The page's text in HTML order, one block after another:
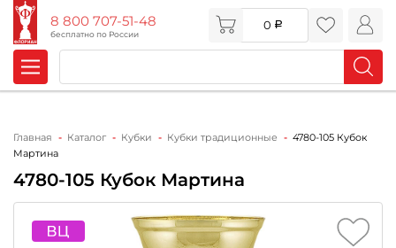
8 800 707-51-48
бесплатно по России
0
Главная Каталог Кубки Кубки традиционные
4780-105 Кубок
Мартина
4780-105 Кубок Мартина